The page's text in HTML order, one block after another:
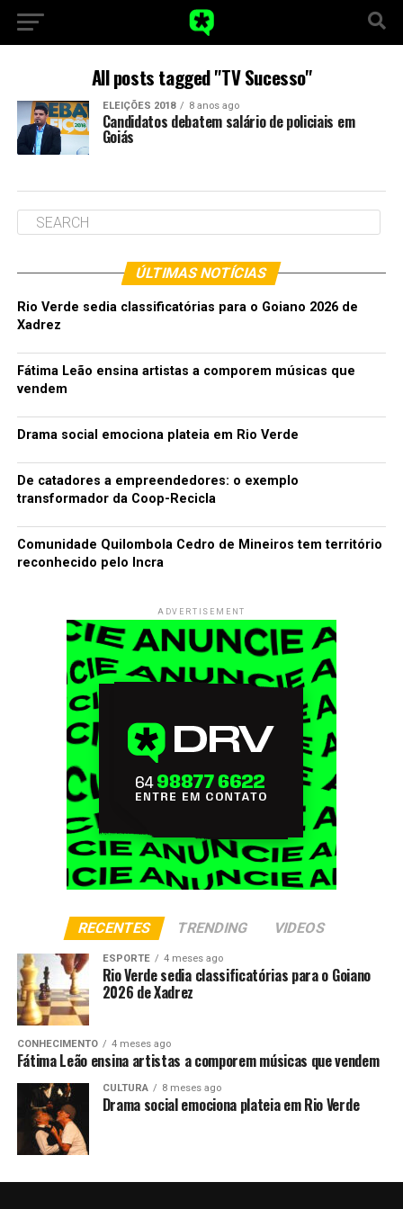
All posts tagged "TV Sucesso"
ELEIÇÕES 2018 8 anos ago
Candidatos debatem salário de policiais em
Goiás
ÚLTIMAS NOTÍCIAS
Rio Verde sedia classificatórias para o Goiano 2026 de
Xadrez
Fátima Leão ensina artistas a comporem músicas que
vendem
Drama social emociona plateia em Rio Verde
De catadores a empreendedores: o exemplo
transformador da Coop-Recicla
Comunidade Quilombola Cedro de Mineiros tem território
reconhecido pelo Incra
ADVERTISEMENT
RECENTES TRENDING VIDEOS
ESPORTE 4 meses ago
Rio Verde sedia classificatórias para o Goiano
2026 de Xadrez
CONHECIMENTO 4 meses ago
Fátima Leão ensina artistas a comporem músicas que vendem
CULTURA 8 meses ago
Drama social emociona plateia em Rio Verde